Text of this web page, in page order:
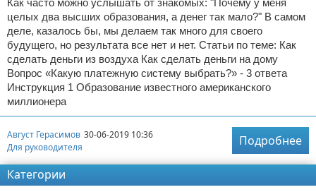
Как часто можно услышать от знакомых: "Почему у меня
целых два высших образования, а денег так мало?" В самом
деле, казалось бы, мы делаем так много для своего
будущего, но результата все нет и нет. Статьи по теме: Как
сделать деньги из воздуха Как сделать деньги на дому
Вопрос «Какую платежную систему выбрать?» - 3 ответа
Инструкция 1 Образование известного американского
миллионера
Август Герасимов 30-06-2019 10:36
Для руководителя
Подробнее
Категории